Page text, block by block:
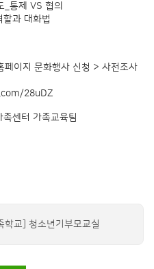
통제 VS 협의
과 대화법
이지 문화행사 신청 > 사전조사
28uDZ
센터 가족교육팀
학교] 청소년기부모교실